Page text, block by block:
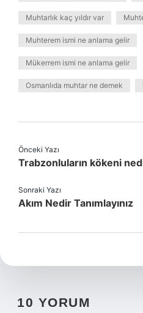
Muhtarlık kaç yıldır var
Muhterem ismi ne anlama gelir
Mükerrem ismi ne anlama gelir
Osmanlıda muhtar ne demek
Önceki Yazı
Trabzonluların kökeni
Sonraki Yazı
Akım Nedir Tanımlayınız
10 YORUM